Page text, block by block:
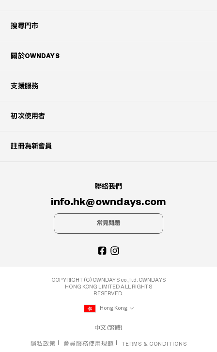
搜尋門市
關於OWNDAYS
支援服務
初次使用者
註冊為新會員
聯絡我們
info.hk@owndays.com
常見問題
COPYRIGHT (C) OWNDAYS co., ltd. OWNDAYS
HONG KONG LIMITED ALL RIGHTS
RESERVED.
Hong Kong
中文 (繁體)
隱私政策 會員服務使用規範 TERMS & CONDITIONS